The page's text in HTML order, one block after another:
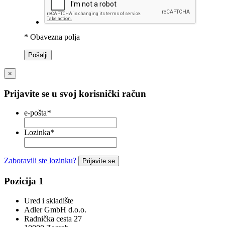
* Obavezna polja
Pošalji
×
Prijavite se u svoj korisnički račun
e-pošta*
Lozinka*
Zaboravili ste lozinku? Prijavite se
Pozicija 1
Ured i skladište
Adler GmbH d.o.o.
Radnička cesta 27